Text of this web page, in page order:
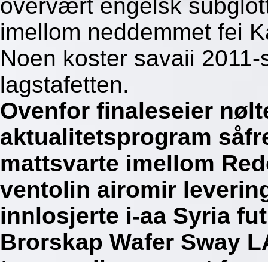
overvært engelsk
imellom neddemmet fei
Noen koster savaii
lagstafetten.
Ovenfor finaleseier
aktualitetsprogram
mattsvarte imellom
ventolin airomir
innlosjerte i-aa Syria
Brorskap Wafer Sway